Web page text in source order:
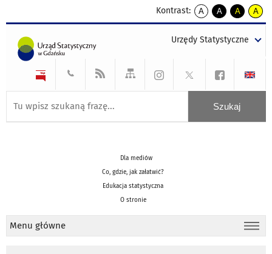
Kontrast:
A
kontrast
A
kontrast
tekst
czarnym
A
kontrast
tekst
czarnym
A
tekst
żółtym
Urzędy Statystyczne
Dla mediów
Co, gdzie, jak załatwić?
Edukacja statystyczna
O stronie
Menu główne